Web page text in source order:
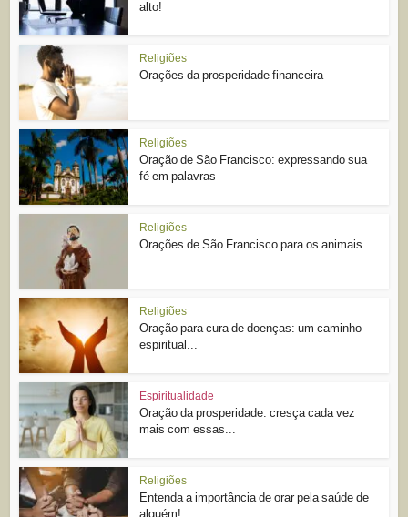
alto!
Religiões
Orações da prosperidade financeira
Religiões
Oração de São Francisco: expressando sua
fé em palavras
Religiões
Orações de São Francisco para os animais
Religiões
Oração para cura de doenças: um caminho
espiritual...
Espiritualidade
Oração da prosperidade: cresça cada vez
mais com essas...
Religiões
Entenda a importância de orar pela saúde de
alguém!